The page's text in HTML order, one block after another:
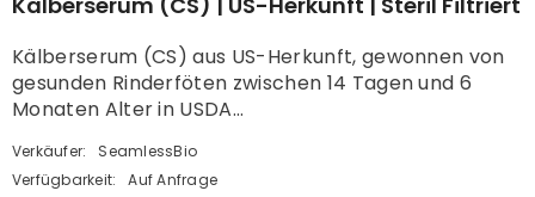
Kälberserum (CS) aus US-Herkunft, gewonnen von
gesunden Rinderföten zwischen 14 Tagen und 6
Monaten Alter in USDA...
Verkäufer:
SeamlessBio
Verfügbarkeit:
Auf Anfrage